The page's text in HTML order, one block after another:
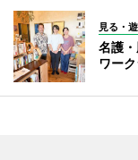
見る・
名護
ワー